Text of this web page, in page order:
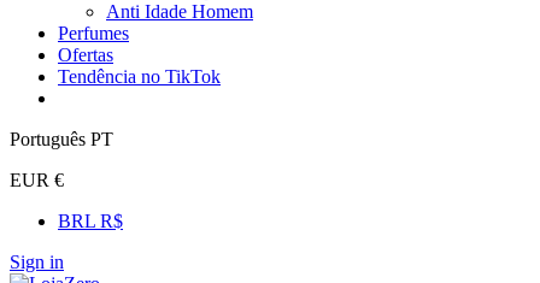
Anti Idade Homem
Perfumes
Ofertas
Tendência no TikTok
Português PT
EUR €
BRL R$
Sign in